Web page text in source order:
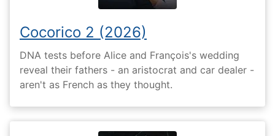
Cocorico 2 (2026)
DNA tests before Alice and François's wedding
reveal their fathers - an aristocrat and car dealer -
aren't as French as they thought.